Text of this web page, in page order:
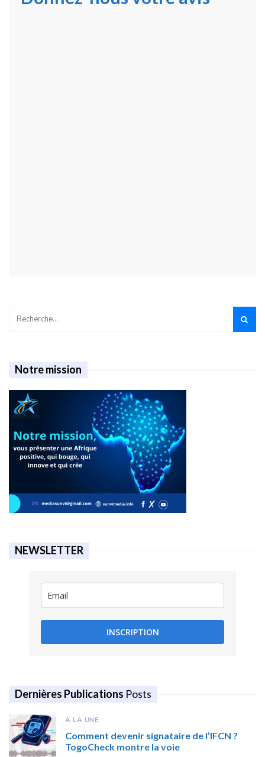
Notre mission
NEWSLETTER
INSCRIPTION
Dernières Publications Posts
A LA UNE
Comment devenir signataire de l’IFCN ?
TogoCheck montre la voie